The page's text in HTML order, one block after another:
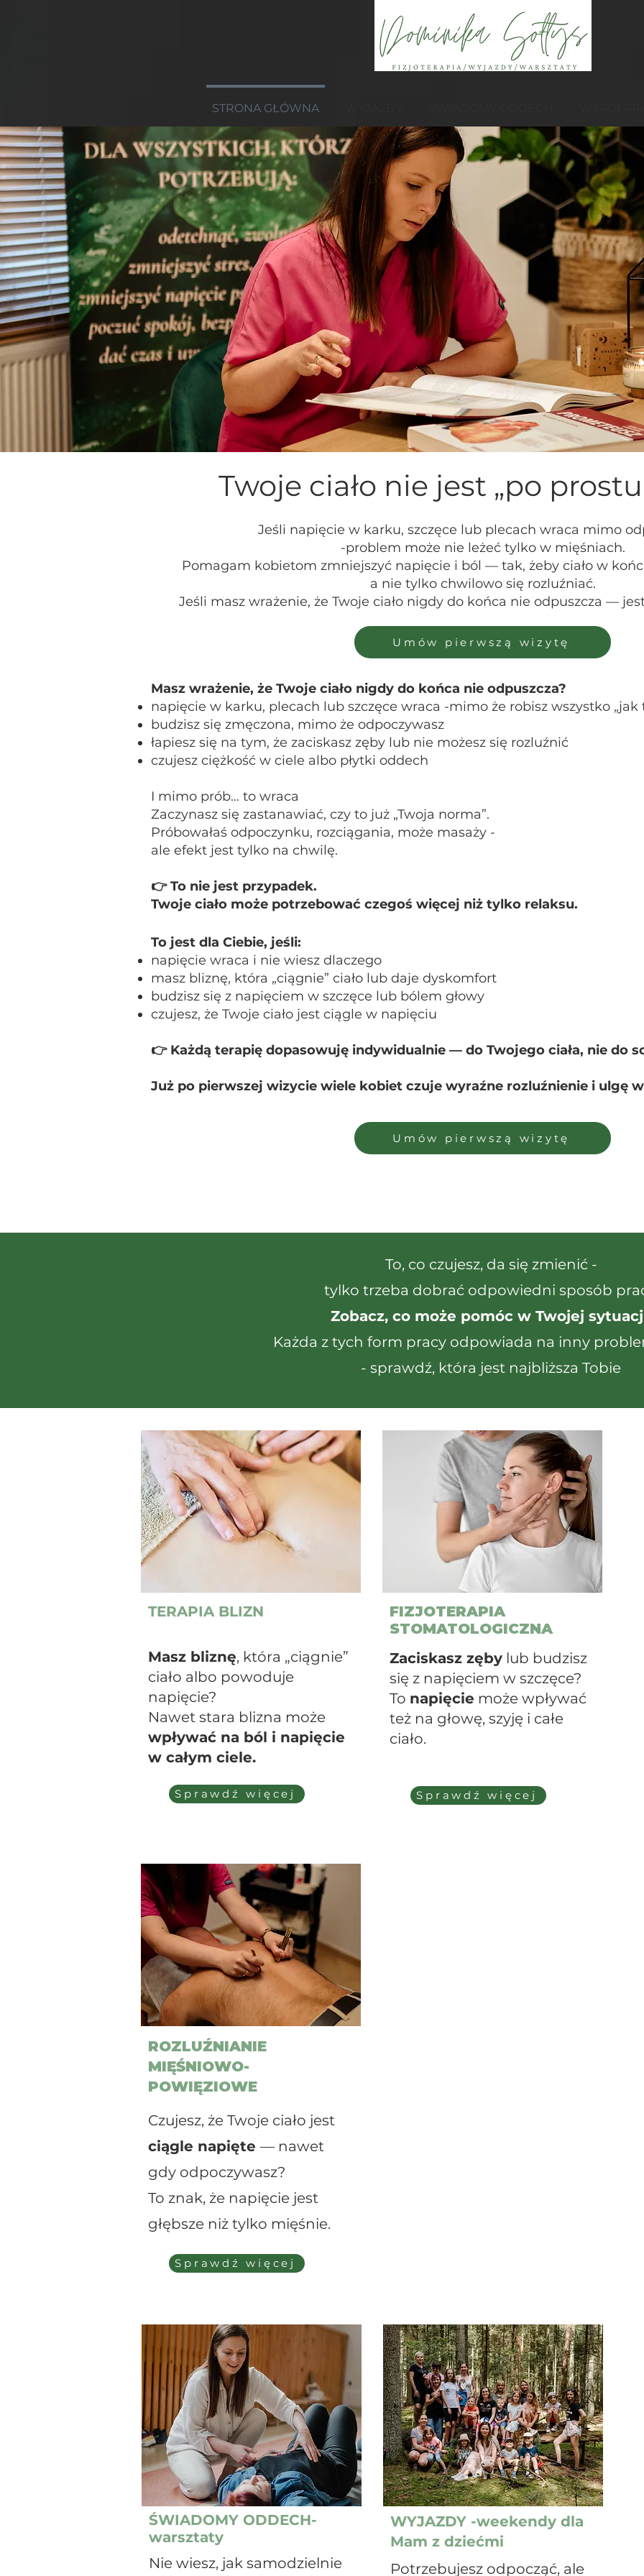
STRONA GŁÓWNA
Twoje ciało nie jest „po
Jeśli napięcie w karku, szczęce lub plecach wraca mimo
-problem może nie leżeć tylko w mięśniach.
Pomagam kobietom zmniejszyć napięcie i ból — tak, żeby ciało w
a nie tylko chwilowo się rozluźniać.
Jeśli masz wrażenie, że Twoje ciało nigdy do końca nie odpuszcza —
Umów pierwszą wizytę
Masz wrażenie, że Twoje ciało nigdy do końca nie odpuszcza?
napięcie w karku, plecach lub szczęce wraca -mimo że robisz wszystko „jak
budzisz się zmęczona, mimo że odpoczywasz
łapiesz się na tym, że zaciskasz zęby lub nie możesz się rozluźnić
czujesz ciężkość w ciele albo płytki oddech
I mimo prób… to wraca
Zaczynasz się zastanawiać, czy to już „Twoja norma”.
Próbowałaś odpoczynku, rozciągania, może masaży -
ale efekt jest tylko na chwilę.
👉 To nie jest przypadek.
Twoje ciało może potrzebować czegoś więcej niż tylko relaksu.
To jest dla Ciebie, jeśli:
napięcie wraca i nie wiesz dlaczego
masz bliznę, która „ciągnie” ciało lub daje dyskomfort
budzisz się z napięciem w szczęce lub bólem głowy
czujesz, że Twoje ciało jest ciągle w napięciu
👉 Każdą terapię dopasowuję indywidualnie — do Twojego ciała, nie do
Już po pierwszej wizycie wiele kobiet czuje wyraźne rozluźnienie i ulgę
Umów pierwszą wizytę
To, co czujesz, da się zmienić -
tylko trzeba dobrać odpowiedni sposób
Zobacz, co może pomóc w Twojej
Każda z tych form pracy odpowiada na inny
- sprawdź, która jest najbliższa Tobie
TERAPIA BLIZN
Masz bliznę, która „ciągnie”
ciało albo powoduje
napięcie?
Nawet stara blizna może
wpływać na ból i napięcie
w całym ciele.
Sprawdź więcej
FIZJOTERAPIA
STOMATOLOGICZNA
Zaciskasz zęby lub budzisz
się z napięciem w szczęce?
To napięcie może wpływać
też na głowę, szyję i całe
ciało.
Sprawdź więcej
ROZLUŹNIANIE
MIĘŚNIOWO-
POWIĘZIOWE
Czujesz, że Twoje ciało jest
ciągle napięte — nawet
gdy odpoczywasz?
To znak, że napięcie jest
głębsze niż tylko mięśnie.
Sprawdź więcej
ŚWIADOMY ODDECH-
warsztaty
Nie wiesz, jak samodzielnie
WYJAZDY -weekendy dla
Mam z dziećmi
Potrzebujesz odpocząć, ale